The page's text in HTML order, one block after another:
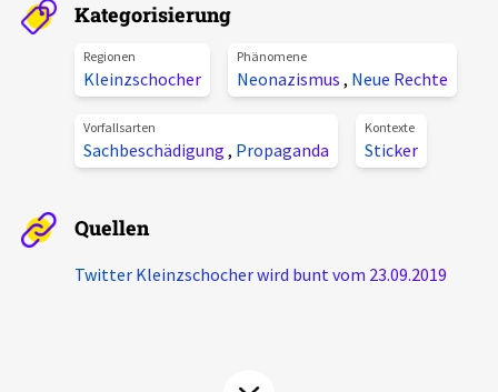
Veranstaltungen
Pressemitteilungen
Projektbeschreibung
Kontakt
Unterstützer_innen
chronik.LE in der Presse
Kategorisierung
Regionen
Kleinzschocher
Phänomene
Neonazismus , Neue Rechte
Vorfallsarten
Sachbeschädigung , Propaganda
Kontexte
Sticker
Quellen
Twitter Kleinzschocher wird bunt vom 23.09.2019